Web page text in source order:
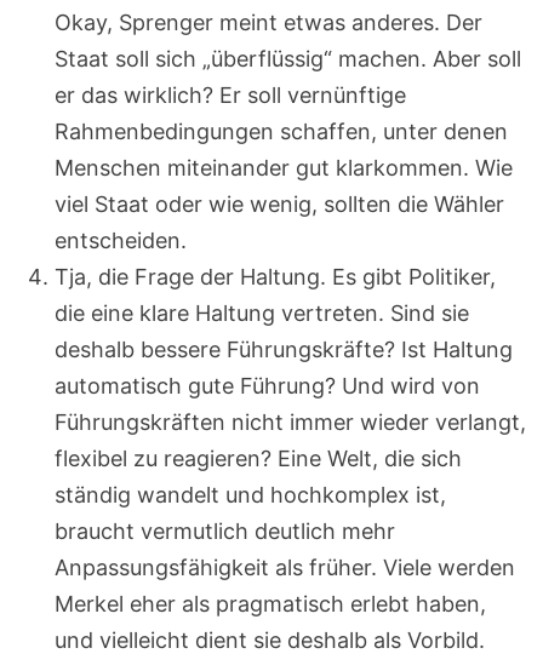
Okay, Sprenger meint etwas anderes. Der
Staat soll sich „überflüssig“ machen. Aber soll
er das wirklich? Er soll vernünftige
Rahmenbedingungen schaffen, unter denen
Menschen miteinander gut klarkommen. Wie
viel Staat oder wie wenig, sollten die Wähler
entscheiden.
Tja, die Frage der Haltung. Es gibt Politiker,
die eine klare Haltung vertreten. Sind sie
deshalb bessere Führungskräfte? Ist Haltung
automatisch gute Führung? Und wird von
Führungskräften nicht immer wieder verlangt,
flexibel zu reagieren? Eine Welt, die sich
ständig wandelt und hochkomplex ist,
braucht vermutlich deutlich mehr
Anpassungsfähigkeit als früher. Viele werden
Merkel eher als pragmatisch erlebt haben,
und vielleicht dient sie deshalb als Vorbild.